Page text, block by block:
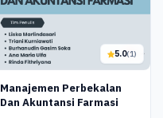
5.0(1)
Manajemen Perbekalan
Dan Akuntansi Farmasi